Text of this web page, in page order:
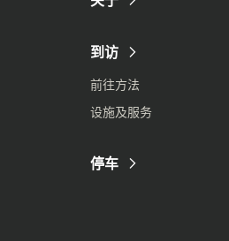
到访
前往方法
设施及服务
停车